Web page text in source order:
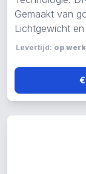
Gemaakt van
Lichtgewicht
Levertijd: op